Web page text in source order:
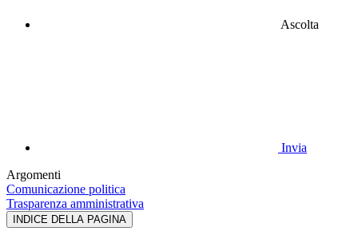
Ascolta
Invia
Argomenti
Comunicazione politica
Trasparenza amministrativa
INDICE DELLA PAGINA